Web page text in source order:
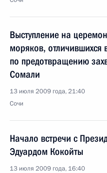
Выступление на
моряков, отличившихся
по предотвращению
Сомали
13 июля 2009 года, 21:40
Сочи
Начало встречи с
Эдуардом Кокойты
13 июля 2009 года, 16:40